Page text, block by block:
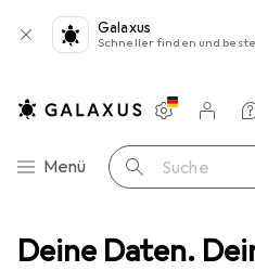
Deine Daten.
Galaxus
Schneller finden und
Navigation nach Kategorien
Menü Suche
Einstellungen
Kundenkonto
Merklisten
Warenkorb
Puzzle Ravensburger